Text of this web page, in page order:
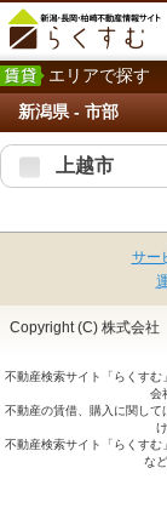
エリアで探す
新潟県 - 市部
上越市
サー
Copyright (C) 株式会
不動産検索サイト「らくす
会
不動産の賃借、購入に関し
不動産検索サイト「らくす
な